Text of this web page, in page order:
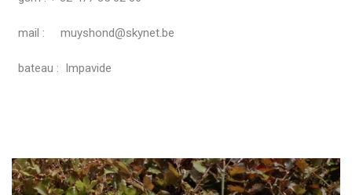
mail : muyshond@skynet.be
bateau : Impavide